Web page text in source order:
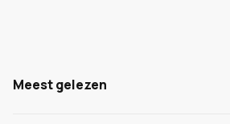
Meest gelezen